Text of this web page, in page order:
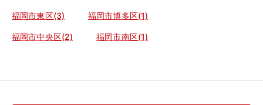
福岡市東区(3) 福岡市博多区(1)
福岡市中央区(2) 福岡市南区(1)